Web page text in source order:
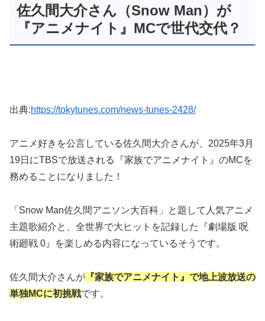
佐久間大介さん（Snow Man）が
『アニメナイト』MCで世代交代？
出典:https://tokytunes.com/news-tunes-2428/
アニメ好きを公言している佐久間大介さんが、2025年3月
19日にTBSで放送される
『家族でアニメナイト』のMCを
務めることになりました！
「Snow Man佐久間アニソン大百科」と題して人気アニメ
主題歌紹介と、全世界で大ヒットを記録した『劇場版 呪
術廻戦 0』を楽しめる内容になっているそうです。
佐久間大介さんが 『家族でアニメナイト』で地上波放送の
単独MCに初挑戦です。